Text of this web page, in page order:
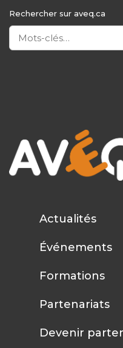
Rechercher sur aveq.ca
Actualités
Événements
Formations
Partenariats
Devenir